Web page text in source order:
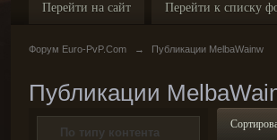
Перейти на сайт Перейти к списку
Форум Euro-PvP.Com → Публикации MelbaWainw
Публикации
По типу контента